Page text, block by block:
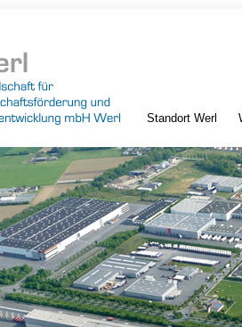
Standort Werl